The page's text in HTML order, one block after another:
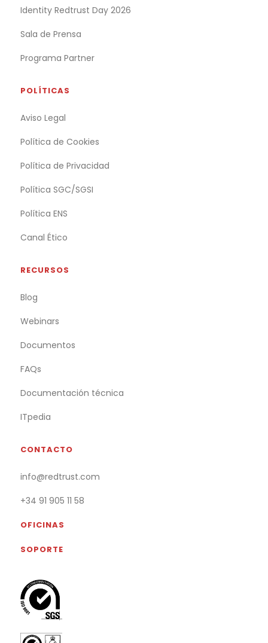
Identity Redtrust Day 2026
Sala de Prensa
Programa Partner
POLÍTICAS
Aviso Legal
Política de Cookies
Política de Privacidad
Política SGC/SGSI
Política ENS
Canal Ético
RECURSOS
Blog
Webinars
Documentos
FAQs
Documentación técnica
ITpedia
CONTACTO
info@redtrust.com
+34 91 905 11 58
OFICINAS
SOPORTE